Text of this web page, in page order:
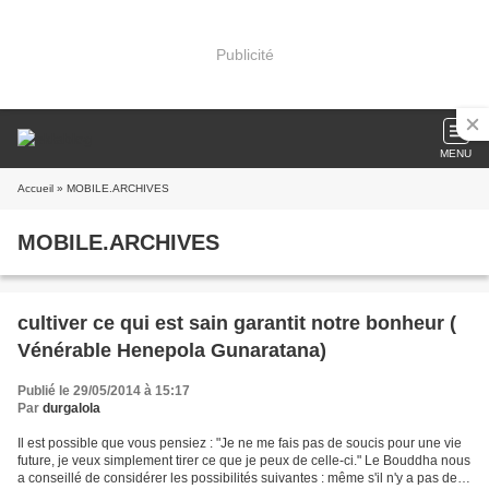
Publicité
MENU
Accueil » MOBILE.ARCHIVES
MOBILE.ARCHIVES
cultiver ce qui est sain garantit notre bonheur (
Vénérable Henepola Gunaratana)
Publié le 29/05/2014 à 15:17
Par durgalola
Il est possible que vous pensiez : "Je ne me fais pas de soucis pour une vie
future, je veux simplement tirer ce que je peux de celle-ci." Le Bouddha nous
a conseillé de considérer les possibilités suivantes : même s'il n'y a pas de